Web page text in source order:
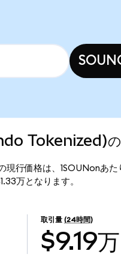
Tokenized)の
行価格は、1SOUNonあ
万となります。
取引量 (24時間)
$9.19万